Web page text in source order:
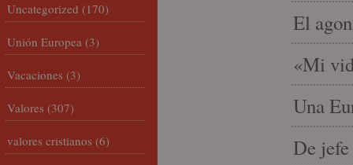
El
«Mi
Una
De
Uncategorized (170)
Unión Europea (3)
Vacaciones (3)
Valores (307)
valores cristianos (6)